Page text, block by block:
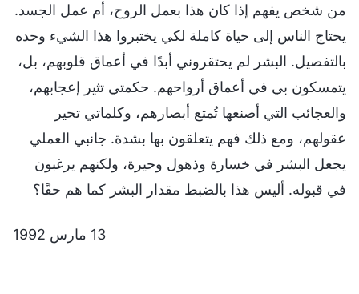
من شخص يفهم إذا كان هذا بعمل الروح، أم عمل الجسد.
يحتاج الناس إلى حياة كاملة لكي يختبروا هذا الشيء وحده
بالتفصيل. البشر لم يحتقروني أبدًا في أعماق قلوبهم، بل،
يتمسكون بي في أعماق أرواحهم. حكمتي تثير إعجابهم،
والعجائب التي أصنعها تُمتع أبصارهم، وكلماتي تحير
عقولهم، ومع ذلك فهم يتعلقون بها بشدة. جانبي العملي
يجعل البشر في خسارة وذهول وحيرة، ولكنهم يرغبون
في قبوله. أليس هذا بالضبط مقدار البشر كما هم حقًا؟
13 مارس 1992